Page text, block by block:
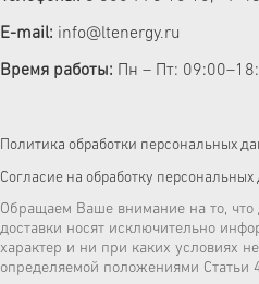
E-mail: info@ltenergy.ru
Время работы: Пн – Пт:
Политика обработки персональных
Согласие на обработку
Обращаем Ваше внимание на то,
доставки носят исключительно
характер и ни при каких условиях
определяемой положениями Статьи